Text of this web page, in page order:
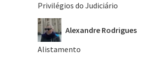
Privilégios do Judiciário
Alexandre Rodrigues
Alistamento